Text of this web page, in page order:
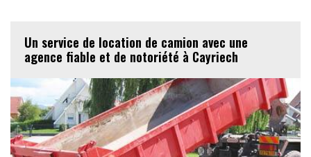
Un service de location de camion avec une
agence fiable et de notoriété à Cayriech